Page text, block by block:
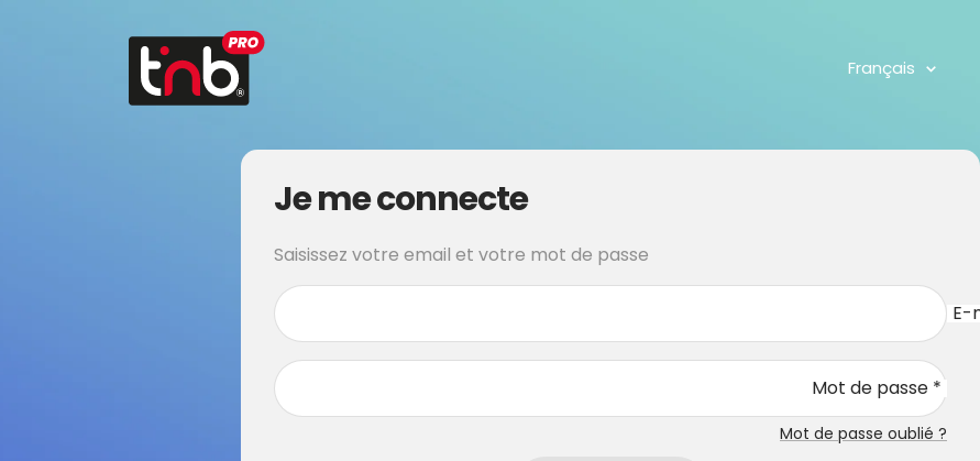
Langue
Français
Je me connecte
Saisissez votre email et votre mot de passe
E-
Mot de passe *
Mot de passe oublié ?